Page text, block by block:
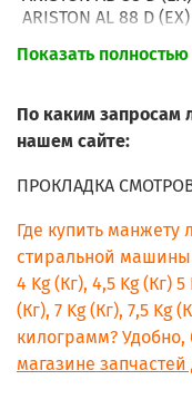
ARISTON AL 88 D (EX)
ARISTON AL 108 D (EX)
ARISTON AL 128 D
ARISTON AL 128 D
ARISTON AL 108 D (K)
ARISTON AC 106 B
ARISTON ALD 10 (UK)
ARISTON ALD 12 (UK)
ARISTON ALD 12 S
ARISTON AWD 10
ARISTON AWD 12
ARISTON AWD 12 S
ARISTON AB 88 D
Показать полностью
По каким запросам
нашем сайте:
ПРОКЛАДКА
Где купить манжету
стиральной машины
4 Kg (Кг), 4,5 Kg (Кг) 5
(Кг), 7 Kg (Кг), 7,5 Kg
килограмм?
магазине